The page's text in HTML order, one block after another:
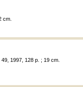
cm.
1997, 128 p. ; 19 cm.